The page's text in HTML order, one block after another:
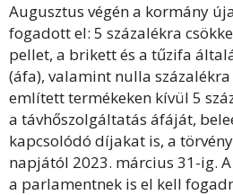
Augusztus végén a kormány
fogadott el: 5 százalékra
pellet, a brikett és a tűzifa
(áfa), valamint nulla
említett termékeken kívül 5
a távhőszolgáltatás áfáját,
kapcsolódó díjakat is, a
napjától 2023. március 31-ig.
a parlamentnek is el kell